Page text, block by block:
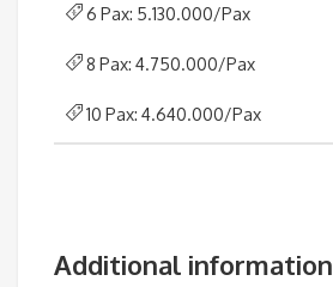
6 Pax: 5.130.000/Pax
8 Pax: 4.750.000/Pax
10 Pax: 4.640.000/Pax
Additional information